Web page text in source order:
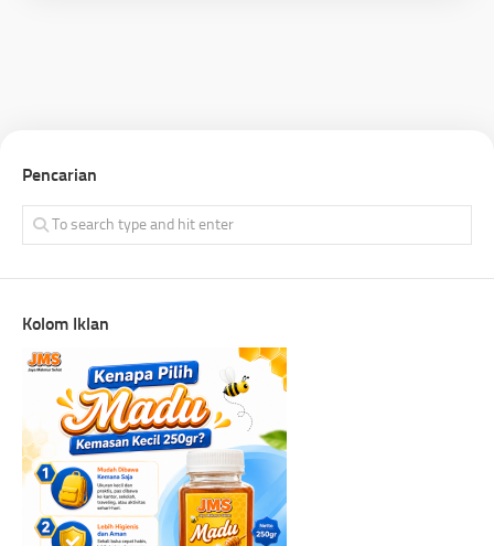
Pencarian
Kolom Iklan